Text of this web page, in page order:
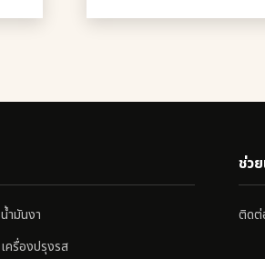
น้ำมันงา
เครื่องปรุงรส
ช่ว
ติดต่